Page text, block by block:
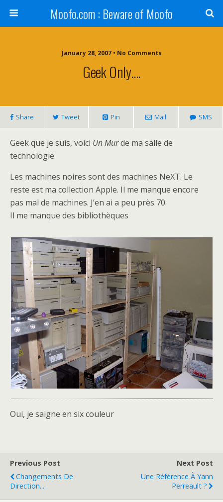
Moofo.com : Beware of Moofo
January 28, 2007 • No Comments
Geek Only….
Share Tweet Pin Mail SMS
Geek que je suis, voici Un Murde ma salle de
technologie.
Les machines noires sont des machines NeXT. Le
reste est ma collection Apple. Il me manque encore
pas mal de machines. J’en ai a peu près 70.
Il me manque des bibliothèques
Oui, je saigne en six couleur
Previous Post
Changements De
Direction....
Next Post
Une Référence À Yann
Perreault ?